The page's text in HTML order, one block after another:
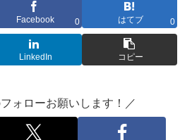
Facebook 0 はてブ 0
LinkedIn コピー
ォローお願いします！／